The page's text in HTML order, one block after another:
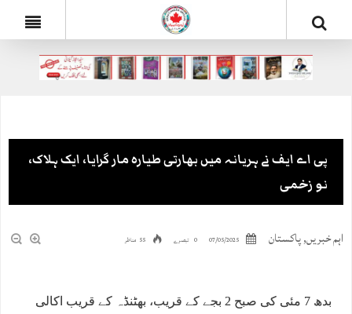
پی اے ایف نے ہریانہ میں بھارتی طیارہ مار گرایا، ایک ہلاک،
نو زخمی
اہم خبریں,پاکستان 07/05/2025 0 تبصرے 55 مناظر
بدھ 7 مئی کی صبح 2 بجے کے قریب، بھٹنڈہ کے قریب اکالی